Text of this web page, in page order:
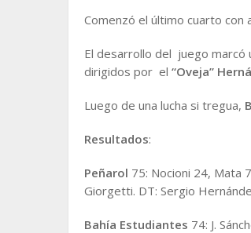
Comenzó el último cuarto con
El desarrollo del juego marcó
dirigidos por el “Oveja”
Luego de una lucha si tregua,
Resultados:
Peñarol 75: Nocioni 24, Mata
Giorgetti. DT: Sergio
Bahía Estudiantes 74: J.